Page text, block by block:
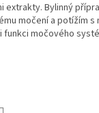
extrakty. Bylinný
močení a potížím s
močového